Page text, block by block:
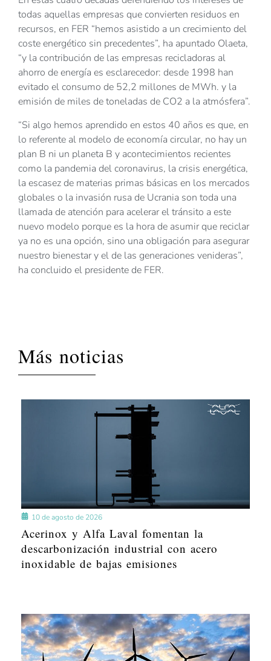
todas aquellas empresas que convierten residuos en
recursos, en FER “hemos asistido a un crecimiento del
coste energético sin precedentes”, ha apuntado Olaeta,
“y la contribución de las empresas recicladoras al
ahorro de energía es esclarecedor: desde 1998 han
evitado el consumo de 52,2 millones de MWh. y la
emisión de miles de toneladas de CO2 a la atmósfera”.
“Si algo hemos aprendido en estos 40 años es que, en
lo referente al modelo de economía circular, no hay un
plan B ni un planeta B y acontecimientos recientes
como la pandemia del coronavirus, la crisis energética,
la escasez de materias primas básicas en los mercados
globales o la invasión rusa de Ucrania son toda una
llamada de atención para acelerar el tránsito a este
nuevo modelo porque es la hora de asumir que reciclar
ya no es una opción, sino una obligación para asegurar
nuestro bienestar y el de las generaciones venideras”,
ha concluido el presidente de FER.
Más noticias
10 de agosto de 2026
Acerinox y Alfa Laval fomentan la
descarbonización industrial con acero
inoxidable de bajas emisiones